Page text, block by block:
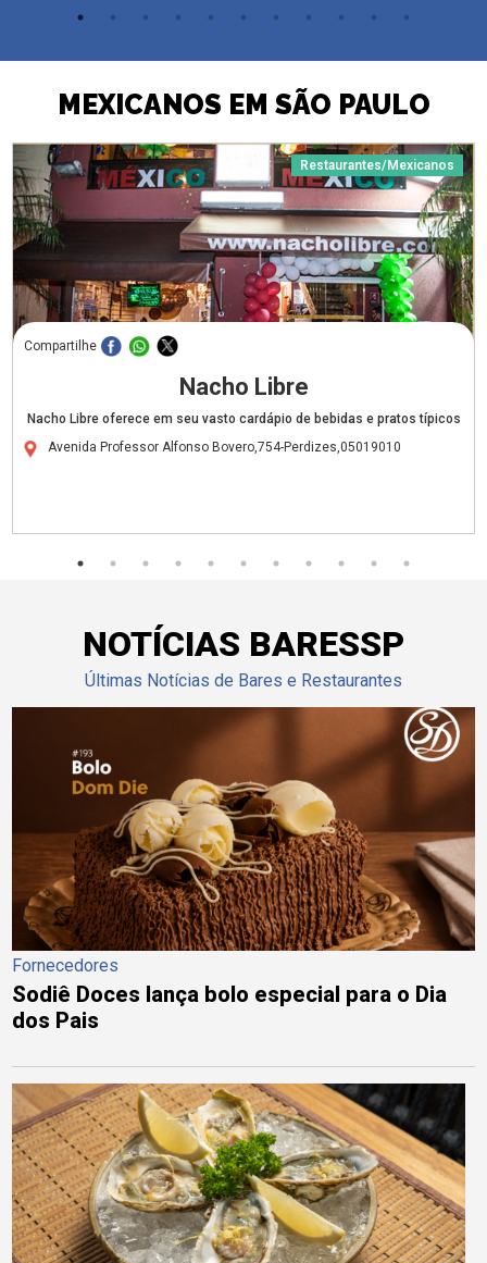
MEXICANOS EM SÃO PAULO
Restaurantes/Mexicanos
Compartilhe
Nacho Libre
Nacho Libre oferece em seu vasto cardápio de bebidas e pratos típicos
Avenida Professor Alfonso Bovero,754-Perdizes,05019010
NOTÍCIAS BARESSP
Últimas Notícias de Bares e Restaurantes
Fornecedores
Sodiê Doces lança bolo especial para o Dia
dos Pais